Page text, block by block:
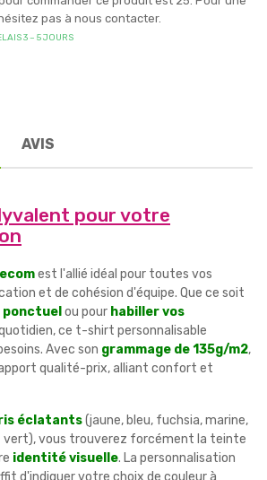
pas à nous contacter.
3 – 5 JOURS
AVIS
pour votre
est l'allié idéal pour toutes vos
et de cohésion d'équipe. Que ce soit
ou pour habiller vos
ce t-shirt personnalisable
Avec son grammage de 135g/m2,
qualité-prix, alliant confort et
éclatants(jaune, bleu, fuchsia, marine,
vert), vous trouverez forcément la teinte
identité visuelle. La personnalisation